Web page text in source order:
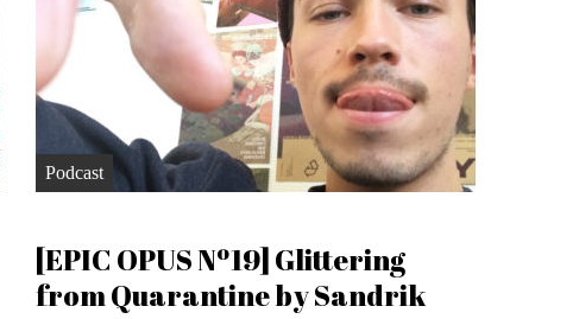
Podcast
[EPIC OPUS Nº19] Glittering
from Quarantine by Sandrik